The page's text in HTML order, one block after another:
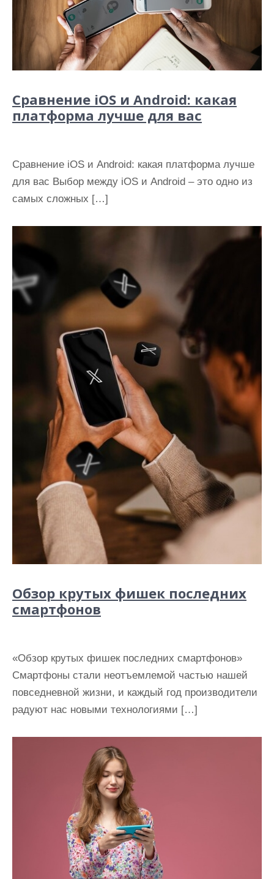
Сравнение iOS и Android: какая
платформа лучше для вас
Сравнение iOS и Android: какая платформа лучше
для вас Выбор между iOS и Android – это одно из
самых сложных […]
Обзор крутых фишек последних
смартфонов
«Обзор крутых фишек последних смартфонов»
Смартфоны стали неотъемлемой частью нашей
повседневной жизни, и каждый год производители
радуют нас новыми технологиями […]